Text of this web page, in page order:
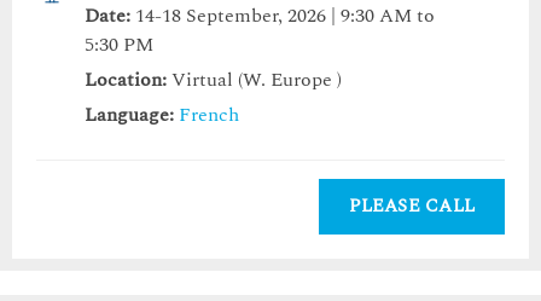
Date: 14-18 September, 2026 | 9:30 AM to
5:30 PM
Location:Virtual (W. Europe )
Language: French
PLEASE CALL